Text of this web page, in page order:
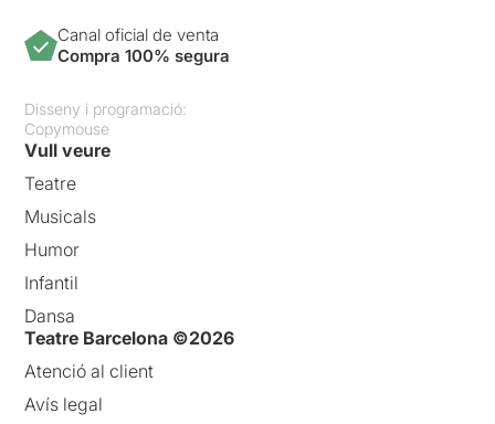
Canal oficial de venta
Compra 100% segura
Disseny i programació:
Copymouse
Vull veure
Teatre
Musicals
Humor
Infantil
Dansa
Teatre Barcelona ©2026
Atenció al client
Avís legal